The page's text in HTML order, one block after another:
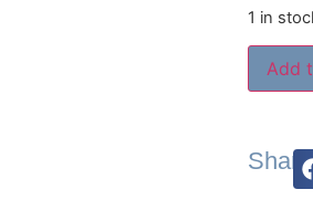
1 in
Add
Share